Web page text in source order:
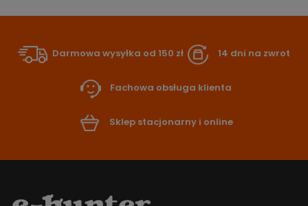
Darmowa wysyłka od 150 zł 14 dni na zwrot
Fachowa obsługa klienta
Sklep stacjonarny i online